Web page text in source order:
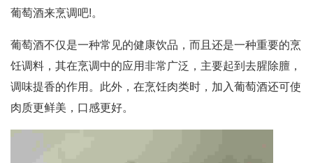
葡萄酒来烹调吧!。
葡萄酒不仅是一种常见的健康饮品，而且还是一种重要的烹
饪调料，其在烹调中的应用非常广泛，主要起到去腥除膻，
调味提香的作用。此外，在烹饪肉类时，加入葡萄酒还可使
肉质更鲜美，口感更好。